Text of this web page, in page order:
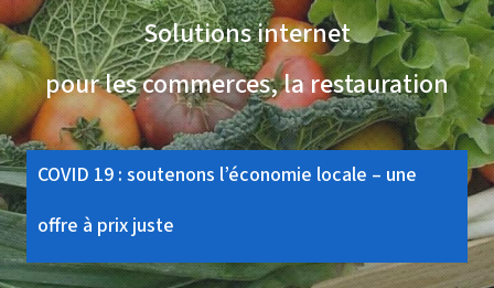
Solutions internet
pour les commerces, la restauration
COVID 19 : soutenons l’économie locale – une
offre à prix juste